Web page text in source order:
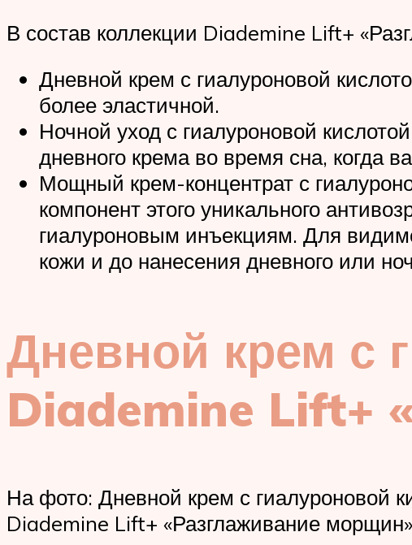
В состав коллекции Diademine Lift+
Дневной крем с гиалуроновой
более эластичной.
Ночной уход с гиалуроновой
дневного крема во время сна, когда
Мощный крем-концентрат с
компонент этого уникального
гиалуроновым инъекциям. Для
кожи и до нанесения дневного или
Дневной крем с
Diademine Lift+
На фото: Дневной крем с гиалуроновой
Diademine Lift+ «Разглаживание